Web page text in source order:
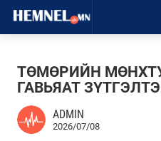
ТӨМӨРИЙН
ГАВЬЯАТ
ADMIN
2026/07/08